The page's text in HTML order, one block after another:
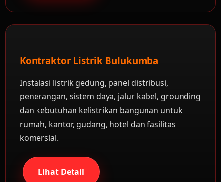
Kontraktor Listrik Bulukumba
Instalasi listrik gedung, panel distribusi,
penerangan, sistem daya, jalur kabel, grounding
dan kebutuhan kelistrikan bangunan untuk
rumah, kantor, gudang, hotel dan fasilitas
komersial.
Lihat Detail